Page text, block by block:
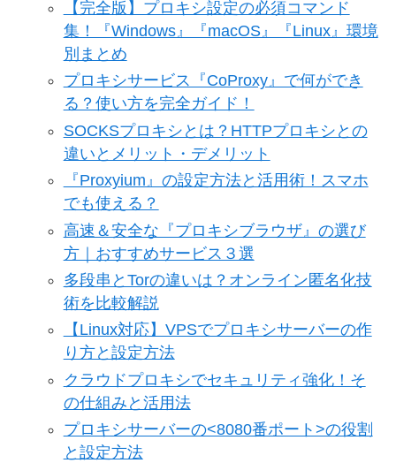
【完全版】プロキシ設定の必須コマンド
集！『Windows』『macOS』『Linux』環境
別まとめ
プロキシサービス『CoProxy』で何ができ
る？使い方を完全ガイド！
SOCKSプロキシとは？HTTPプロキシとの
違いとメリット・デメリット
『Proxyium』の設定方法と活用術！スマホ
でも使える？
高速＆安全な『プロキシブラウザ』の選び
方｜おすすめサービス３選
多段串とTorの違いは？オンライン匿名化技
術を比較解説
【Linux対応】VPSでプロキシサーバーの作
り方と設定方法
クラウドプロキシでセキュリティ強化！そ
の仕組みと活用法
プロキシサーバーの<8080番ポート>の役割
と設定方法